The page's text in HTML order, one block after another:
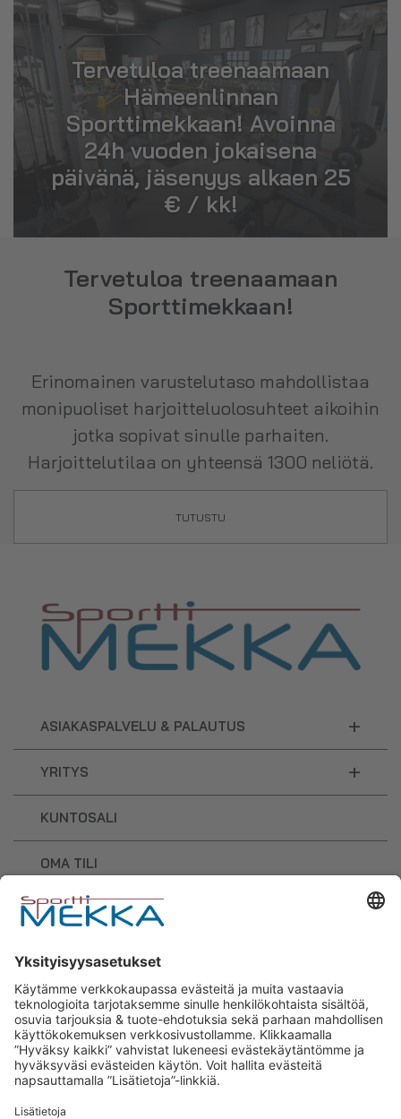
Tervetuloa treenaamaan
Hämeenlinnan
Sporttimekkaan! Avoinna
24h vuoden jokaisena
päivänä, jäsenyys alkaen 25
€ / kk!
Tervetuloa treenaamaan
Sporttimekkaan!
Erinomainen varustelutaso mahdollistaa
monipuoliset harjoitteluolosuhteet aikoihin
jotka sopivat sinulle parhaiten.
Harjoittelutilaa on yhteensä 1300 neliötä.
TUTUSTU
ASIAKASPALVELU & PALAUTUS +
YRITYS +
KUNTOSALI
OMA TILI
OSTOSKORI
Sporttimekka – lisäravinteiden ja
urheilutarvikkeiden osaaja